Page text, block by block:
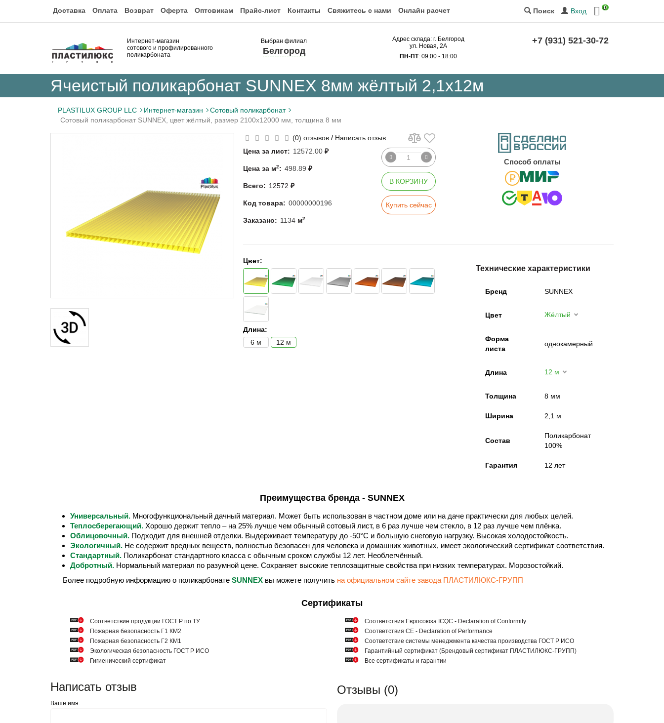
Доставка Оплата Возврат Оферта Оптовикам Прайс-лист Контакты Свяжитесь с нами Онлайн расчет Поиск Вход 0
Интернет-магазин
сотового и профилированного
поликарбоната
Выбран филиал
Белгород
Адрес склада: г. Белгород
ул. Новая, 2А
ПН-ПТ: 09:00 - 18:00
+7 (931) 521-30-72
Ячеистый поликарбонат SUNNEX 8мм жёлтый 2,1х12м
PLASTILUX GROUP LLC Интернет-магазин
Сотовый поликарбонат
Сотовый поликарбонат SUNNEX, цвет жёлтый, размер 2100x12000 мм, толщина 8 мм
(0) отзывов / Написать отзыв
Цена за лист: 12572.00 ₽
Цена за м2: 498.89 ₽
Всего: 12572 ₽
Код товара: 00000000196
Заказано: 1134 м2
В КОРЗИНУ
Купить сейчас
Cпособ оплаты
Цвет:
Длина:
6 м
12 м
Технические характеристики
Бренд SUNNEX
Цвет Жёлтый
Форма
листа
однокамерный
Длина 12 м
Толщина 8 мм
Ширина 2,1 м
Состав
Поликарбонат
100%
Гарантия 12 лет
Преимущества бренда - SUNNEX
Универсальный. Многофункциональный дачный материал. Может быть использован в частном доме или на даче практически для любых целей.
Теплосберегающий. Хорошо держит тепло – на 25% лучше чем обычный сотовый лист, в 6 раз лучше чем стекло, в 12 раз лучше чем плёнка.
Облицовочный. Подходит для внешней отделки. Выдерживает температуру до -50°С и большую снеговую нагрузку. Высокая холодостойкость.
Экологичный. Не содержит вредных веществ, полностью безопасен для человека и домашних животных, имеет экологический сертификат соответствия.
Стандартный. Поликарбонат стандартного класса с обычным сроком службы 12 лет. Необлегчённый.
Добротный. Нормальный материал по разумной цене. Сохраняет высокие теплозащитные свойства при низких температурах. Морозостойкий.
Более подробную информацию о поликарбонате SUNNEX вы можете получить на официальном сайте завода ПЛАСТИЛЮКС-ГРУПП
Сертификаты
Cоответствие продукции ГОСТ Р по ТУ
Пожарная безопасность Г1 КМ2
Пожарная безопасность Г2 КМ1
Экологическая безопасность ГОСТ Р ИСО
Гигиенический сертификат
Соответствия Евросоюза ICQC - Declaration of Conformity
Соответствия СЕ - Declaration of Performance
Соответствие системы менеджмента качества производства ГОСТ Р ИСО
Гарантийный сертификат (Брендовый сертификат ПЛАСТИЛЮКС-ГРУПП)
Все сертификаты и гарантии
Написать отзыв
Ваше имя:
Отзывы (0)